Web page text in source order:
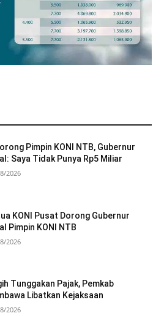
Pimpin KONI NTB, Gubernur
Saya Tidak Punya Rp5 Miliar
2026
KONI Pusat Dorong Gubernur
Pimpin KONI NTB
2026
Tunggakan Pajak, Pemkab
Libatkan Kejaksaan
2026